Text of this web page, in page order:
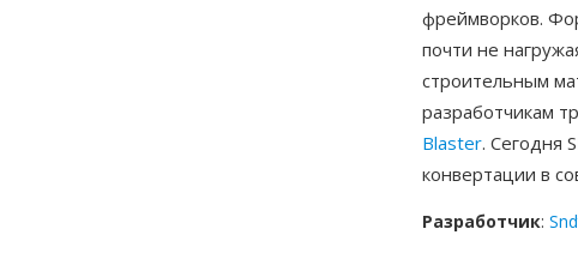
фреймворков.
почти не
строительным
разработчикам
Blaster. Сегодня
конвертации в
Разработчик: